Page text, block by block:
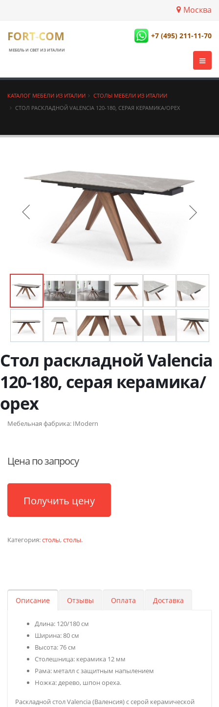
Москва
FORT-COM
МЕБЕЛЬ И СВЕТ ИЗ ИТАЛИИ
+7 (495) 211-11-70
КАТАЛОГ МЕБЕЛИ ИЗ ИТАЛИИ
СТОЛЫ МЕБЕЛИ ИЗ ИТАЛИИ
СТОЛ РАСКЛАДНОЙ VALENCIA 120-180, СЕРАЯ КЕРАМИКА/ОРЕХ
Стол раскладной Valencia
120-180, серая керамика/
орех
Мебельная фабрика: IModern
Цена по запросу
Получить цену
Категория:столы,столы.
Описание Отзывы Оплата Доставка
Длина: 120/180 см
Ширина: 80 см
Высота: 76 см
Столешница: керамика 12 мм
Рама: металл с защитным напылением
Ножка: дерево, шпон ореха.
Раскладной стол Valencia (Валенсия) с серой керамической